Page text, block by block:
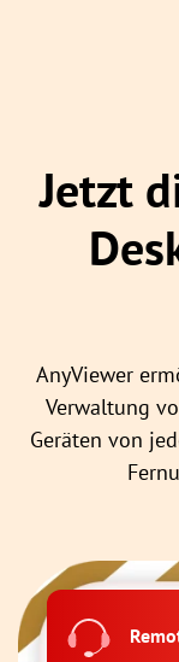
Jetzt
AnyViewer
Verwaltung
Geräten von